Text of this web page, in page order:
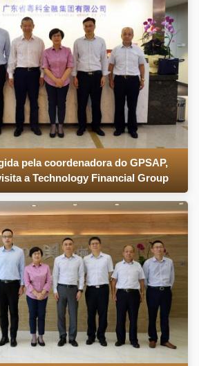
pela coordenadora do GPSAP,
a Technology Financial Group